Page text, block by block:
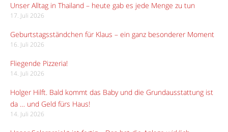
Unser Alltag in Thailand – heute gab es jede Menge zu tun
17. Juli 2026
Geburtstagsständchen für Klaus – ein ganz besonderer Moment
16. Juli 2026
Fliegende Pizzeria!
14. Juli 2026
Holger Hilft. Bald kommt das Baby und die Grundausstattung ist
da … und Geld fürs Haus!
14. Juli 2026